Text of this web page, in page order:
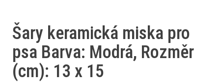
Šary keramická miska pro
psa Barva: Modrá, Rozměr
(cm): 13 x 15